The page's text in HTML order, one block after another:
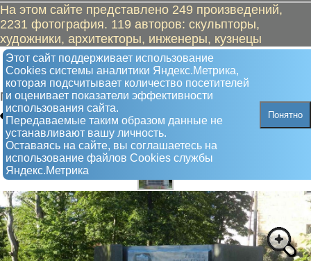
На этом сайте представлено 249 произведений,
2231 фотография. 119 авторов: скульпторы,
художники, архитекторы, инженеры, кузнецы
Этот сайт поддерживает использование
Сookies системы аналитики Яндекс.Метрика,
которая подсчитывает количество посетителей
и оценивает показатели эффективности
использования сайта.
Передаваемые таким образом данные не
устанавливают вашу личность.
Оставаясь на сайте, вы соглашаетесь на
использование файлов Сookies службы
Яндекс.Метрика
Понятно
Зайцев Василий Михайлович.
Танкист, Герой Советского Союза
Памятник